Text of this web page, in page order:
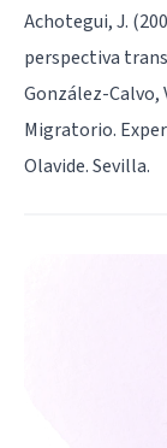
Achotegui, J.
perspectiva
González-Calvo,
Migratorio.
Olavide. Sevilla.